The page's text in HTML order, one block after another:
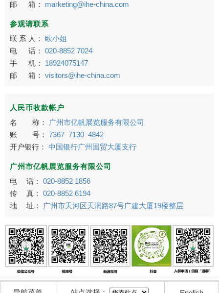
邮 箱：
marketing@ihe-china.com
参观请联系
联 系 人：
欧小姐
电 话： 020-8852 7024
手 机：
18924075147
邮 箱： visitors@ihe-china.com
人民币收款帐户
名 称：
广州市亿帆展览服务有限公司
账 号： 7367 7130 4842
开户银行： 中国银行广州国贸大厦支行
广州市亿帆展览服务有限公司
电 话： 020-8852 1856
传 真： 020-8852 6194
地 址：
广州市天河区天润路87号广建大厦19楼整层